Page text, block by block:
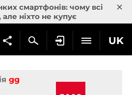
смартфонів: чому всі
ніхто не купує
×
UK
gg